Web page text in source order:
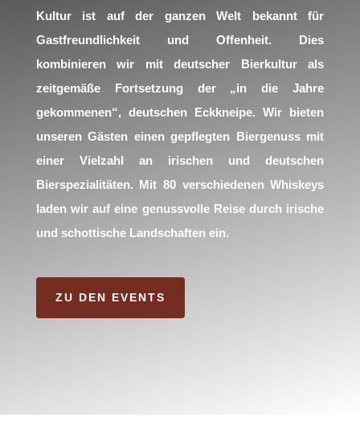
Kultur ist auf der ganzen Welt bekannt für
Gastfreundlichkeit und Offenheit. Dies
kombinieren wir mit deutscher Bierkultur als
zeitgemäße Fortsetzung der „in die Jahre
gekommenen“, deutschen Eckkneipe. Wir bieten
unseren Gästen einen gepflegten Biergenuss mit
einer Vielzahl an irischen und deutschen
Bierspezialitäten. Mit 80 verschiedenen Whiskeys
laden wir auf eine genussvolle Reise durch irische
und schottische Landschaften ein.
ZU DEN EVENTS